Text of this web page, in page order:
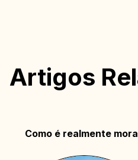
Artigos
Como é realmente